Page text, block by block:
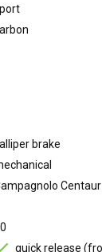
brake
Centaur
quick release